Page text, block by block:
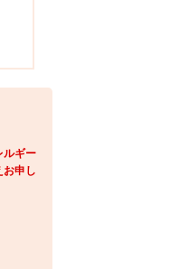
ルギー
お申し